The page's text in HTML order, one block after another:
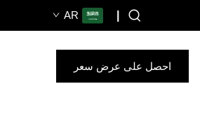
AR
احصل على عرض سعر